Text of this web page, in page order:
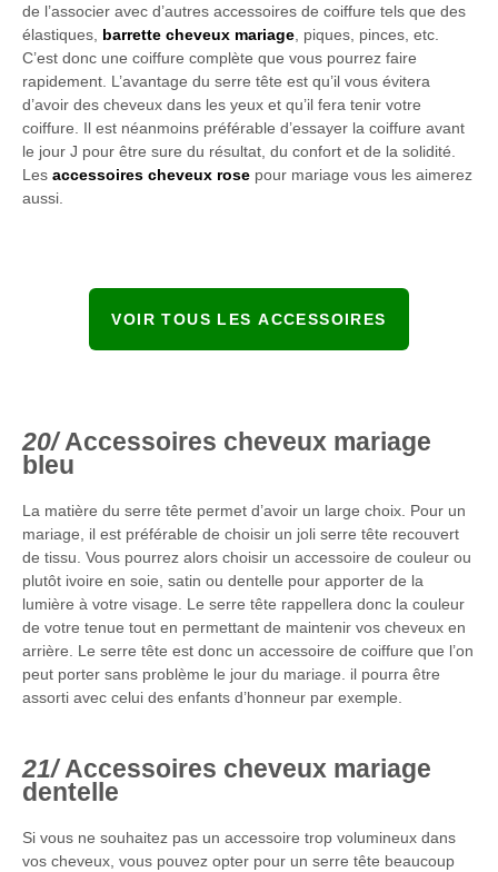
de l’associer avec d’autres accessoires de coiffure tels que des
élastiques, barrette cheveux mariage , piques, pinces, etc.
C’est donc une coiffure complète que vous pourrez faire
rapidement. L’avantage du serre tête est qu’il vous évitera
d’avoir des cheveux dans les yeux et qu’il fera tenir votre
coiffure. Il est néanmoins préférable d’essayer la coiffure avant
le jour J pour être sure du résultat, du confort et de la solidité.
Les accessoires cheveux rose pour mariage vous les aimerez
aussi.
VOIR TOUS LES ACCESSOIRES
Accessoires cheveux mariage
bleu
La matière du serre tête permet d’avoir un large choix. Pour un
mariage, il est préférable de choisir un joli serre tête recouvert
de tissu. Vous pourrez alors choisir un accessoire de couleur ou
plutôt ivoire en soie, satin ou dentelle pour apporter de la
lumière à votre visage. Le serre tête rappellera donc la couleur
de votre tenue tout en permettant de maintenir vos cheveux en
arrière. Le serre tête est donc un accessoire de coiffure que l’on
peut porter sans problème le jour du mariage. il pourra être
assorti avec celui des enfants d’honneur par exemple.
Accessoires cheveux mariage
dentelle
Si vous ne souhaitez pas un accessoire trop volumineux dans
vos cheveux, vous pouvez opter pour un serre tête beaucoup